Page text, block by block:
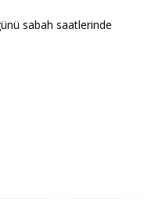
sabah saatlerinde